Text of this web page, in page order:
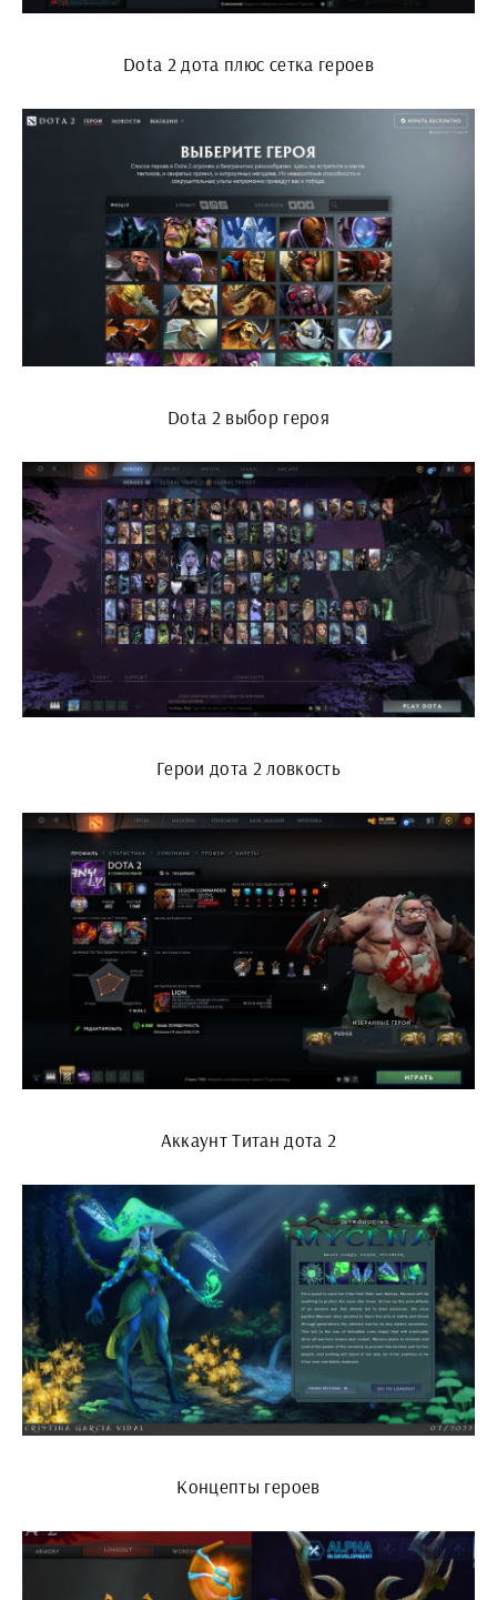
Dota 2 дота плюс сетка героев
Dota 2 выбор героя
Герои дота 2 ловкость
Аккаунт Титан дота 2
Концепты героев